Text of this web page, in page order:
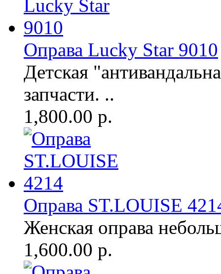
Оправа Lucky Star 9010
Детская
запчасти. ..
1,800.00 р.
Оправа ST.LOUISE
Женская оправа
1,600.00 р.